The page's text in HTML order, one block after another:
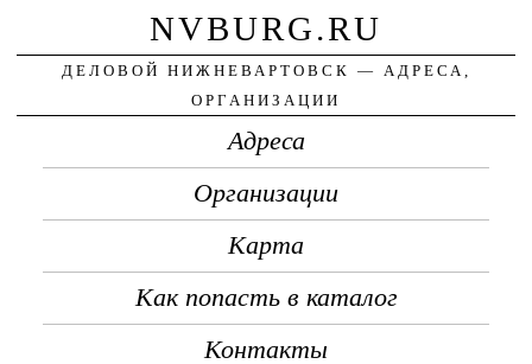
NVBURG.RU
ДЕЛОВОЙ НИЖНЕВАРТОВСК — АДРЕСА,
ОРГАНИЗАЦИИ
Адреса
Организации
Карта
Как попасть в каталог
Контакты